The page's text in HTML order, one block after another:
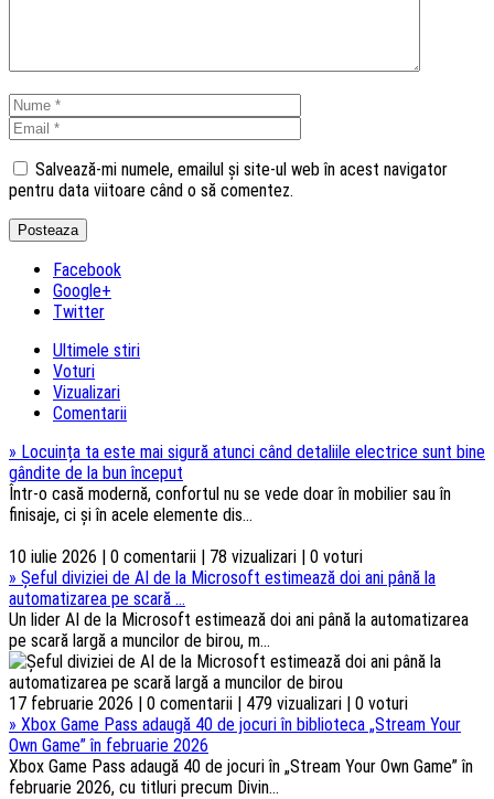
Salvează-mi numele, emailul și site-ul web în acest navigator
pentru data viitoare când o să comentez.
Facebook
Google+
Twitter
Ultimele stiri
Voturi
Vizualizari
Comentarii
» Locuința ta este mai sigură atunci când detaliile electrice sunt bine
gândite de la bun început
Într-o casă modernă, confortul nu se vede doar în mobilier sau în
finisaje, ci și în acele elemente dis...
10 iulie 2026 | 0 comentarii | 78 vizualizari | 0 voturi
» Șeful diviziei de AI de la Microsoft estimează doi ani până la
automatizarea pe scară ...
Un lider AI de la Microsoft estimează doi ani până la automatizarea
pe scară largă a muncilor de birou, m...
17 februarie 2026 | 0 comentarii | 479 vizualizari | 0 voturi
» Xbox Game Pass adaugă 40 de jocuri în biblioteca „Stream Your
Own Game” în februarie 2026
Xbox Game Pass adaugă 40 de jocuri în „Stream Your Own Game” în
februarie 2026, cu titluri precum Divin...